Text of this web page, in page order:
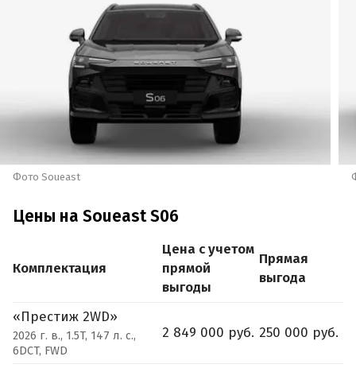
Фото Soueast
Цены на Soueast S06
Комплектация
Цена с учетом
прямой
выгоды
Прямая
выгода
«Престиж 2WD»
2026 г. в., 1.5T, 147 л. с.,
6DCT, FWD
2 849 000 руб. 250 000 руб.